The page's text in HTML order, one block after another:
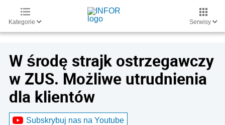
Kategorie Serwisy
W środę strajk ostrzegawczy
w ZUS. Możliwe utrudnienia
dla klientów
Subskrybuj nas na Youtube